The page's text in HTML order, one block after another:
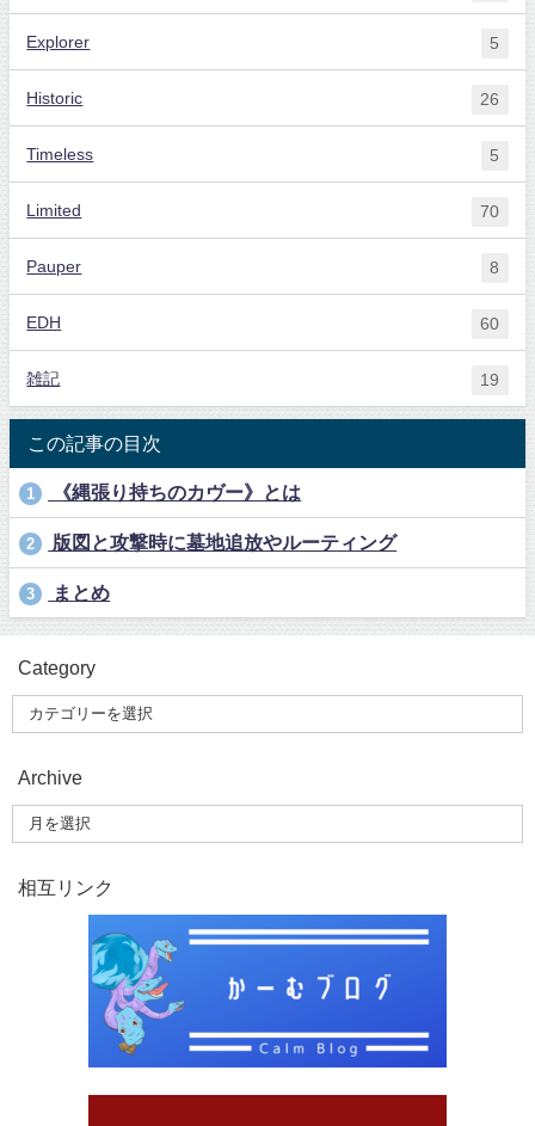
Explorer 5
Historic 26
Timeless 5
Limited 70
Pauper 8
EDH 60
雑記 19
この記事の目次
1 《縄張り持ちのカヴー》とは
2 版図と攻撃時に墓地追放やルーティング
3 まとめ
Category
Archive
相互リンク